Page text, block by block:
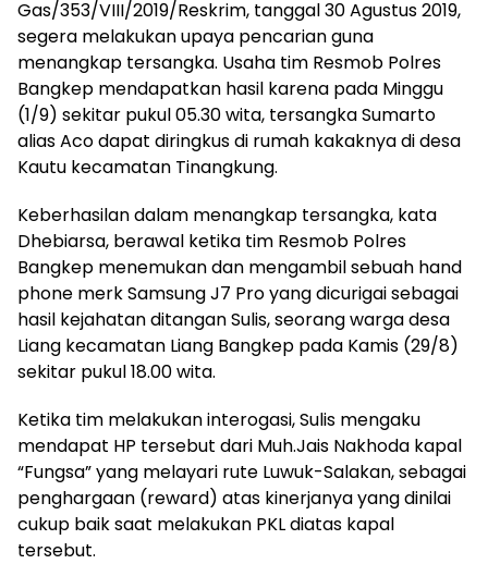
Gas/353/VIII/2019/Reskrim, tanggal 30 Agustus 2019,
segera melakukan upaya pencarian guna
menangkap tersangka. Usaha tim Resmob Polres
Bangkep mendapatkan hasil karena pada Minggu
(1/9) sekitar pukul 05.30 wita, tersangka Sumarto
alias Aco dapat diringkus di rumah kakaknya di desa
Kautu kecamatan Tinangkung.
Keberhasilan dalam menangkap tersangka, kata
Dhebiarsa, berawal ketika tim Resmob Polres
Bangkep menemukan dan mengambil sebuah hand
phone merk Samsung J7 Pro yang dicurigai sebagai
hasil kejahatan ditangan Sulis, seorang warga desa
Liang kecamatan Liang Bangkep pada Kamis (29/8)
sekitar pukul 18.00 wita.
Ketika tim melakukan interogasi, Sulis mengaku
mendapat HP tersebut dari Muh.Jais Nakhoda kapal
“Fungsa” yang melayari rute Luwuk-Salakan, sebagai
penghargaan (reward) atas kinerjanya yang dinilai
cukup baik saat melakukan PKL diatas kapal
tersebut.